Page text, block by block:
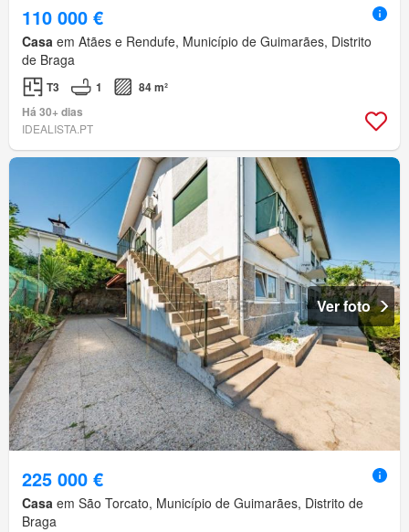
110 000 €
Casa em Atães e Rendufe, Município de Guimarães, Distrito
de Braga
T3 1
84 m²
Há 30+ dias
IDEALISTA.PT
Ver foto
225 000 €
Casa em São Torcato, Município de Guimarães, Distrito de
Braga